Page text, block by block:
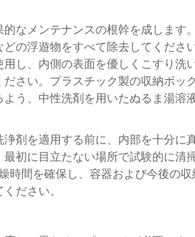
なメンテナンスの根幹を成します
の浮遊物をすべて除去してくださ
し、内側の表面を優しくこすり洗
さい。プラスチック製の収納ボッ
う、中性洗剤を用いたぬるま湯溶
剤を適用する前に、内部を十分に
初に目立たない場所で試験的に清
時間を確保し、容器および今後の
ださい。